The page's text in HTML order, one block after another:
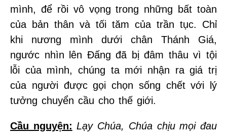
mình, để rồi vô vọng trong những bất toàn
của bản thân và tối tăm của trần tục. Chỉ
khi nương mình dưới chân Thánh Giá,
ngước nhìn lên Đấng đã bị đâm thâu vì tội
lỗi của mình, chúng ta mới nhận ra giá trị
của người được gọi chọn sống chết với lý
tưởng chuyển cầu cho thế giới.
Cầu nguyện: Lạy Chúa, Chúa chịu mọi đau